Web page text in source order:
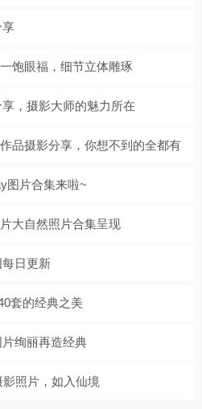
享
饱眼福，细节立体雕琢
，摄影大师的魅力所在
品摄影分享，你想不到的全都有
图片合集来啦~
大自然照片合集呈现
日更新
套的经典之美
绚丽再造经典
照片，如入仙境